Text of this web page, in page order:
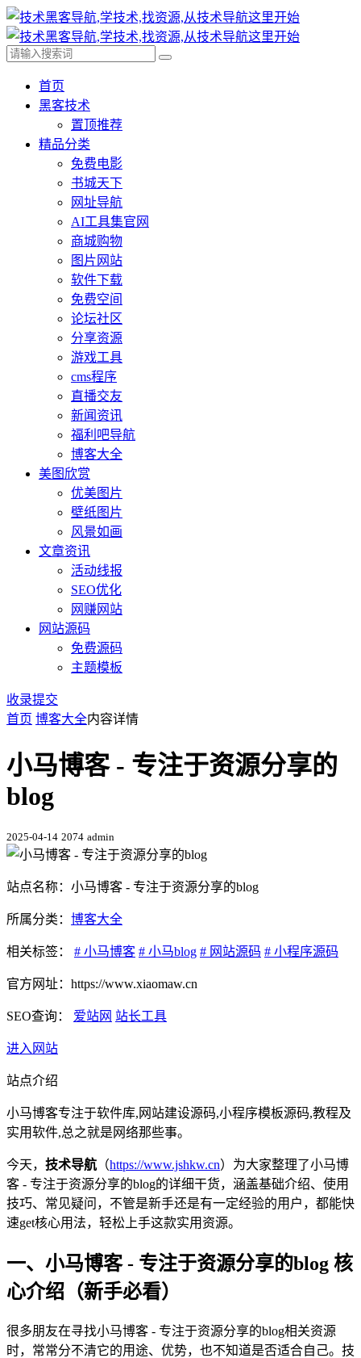
首页
黑客技术
置顶推荐
精品分类
免费电影
书城天下
网址导航
AI工具集官网
商城购物
图片网站
软件下载
免费空间
论坛社区
分享资源
游戏工具
cms程序
直播交友
新闻资讯
福利吧导航
博客大全
美图欣赏
优美图片
壁纸图片
风景如画
文章资讯
活动线报
SEO优化
网赚网站
网站源码
免费源码
主题模板
收录提交
首页 博客大全内容详情
小马博客 - 专注于资源分享的
blog
2025-04-14 2074 admin
站点名称：小马博客 - 专注于资源分享的blog
所属分类： 博客大全
相关标签： # 小马博客 # 小马blog # 网站源码 # 小程序源码
官方网址：https://www.xiaomaw.cn
SEO查询： 爱站网 站长工具
进入网站
站点介绍
小马博客专注于软件库,网站建设源码,小程序模板源码,教程及
实用软件,总之就是网络那些事。
今天， 技术导航 （https://www.jshkw.cn）为大家整理了小马博
客 - 专注于资源分享的blog的详细干货，涵盖基础介绍、使用
技巧、常见疑问，不管是新手还是有一定经验的用户，都能快
速get核心用法，轻松上手这款实用资源。
一、小马博客 - 专注于资源分享的blog 核
心介绍（新手必看）
很多朋友在寻找小马博客 - 专注于资源分享的blog相关资源
时，常常分不清它的用途、优势，也不知道是否适合自己。技